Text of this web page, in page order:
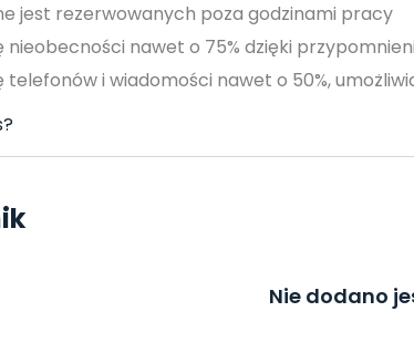
jest rezerwowanych poza godzinami pracy
nieobecności nawet o 75% dzięki
telefonów i wiadomości nawet o 50%,
Nie dodano